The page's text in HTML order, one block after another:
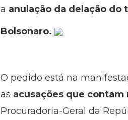
a anulação da delação
Bolsonaro.
O pedido está na
as acusações que
Procuradoria-Geral da